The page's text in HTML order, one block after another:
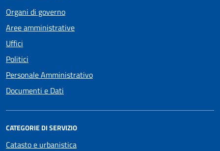
Organi di governo
Aree amministrative
Uffici
Politici
Personale Amministrativo
Documenti e Dati
CATEGORIE DI SERVIZIO
Catasto e urbanistica